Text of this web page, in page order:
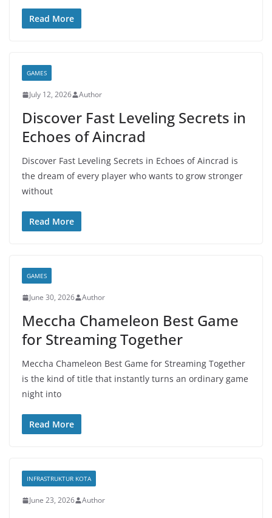
Read More
GAMES
July 12, 2026 Author
Discover Fast Leveling Secrets in
Echoes of Aincrad
Discover Fast Leveling Secrets in Echoes of Aincrad is
the dream of every player who wants to grow stronger
without
Read More
GAMES
June 30, 2026 Author
Meccha Chameleon Best Game
for Streaming Together
Meccha Chameleon Best Game for Streaming Together
is the kind of title that instantly turns an ordinary game
night into
Read More
INFRASTRUKTUR KOTA
June 23, 2026 Author